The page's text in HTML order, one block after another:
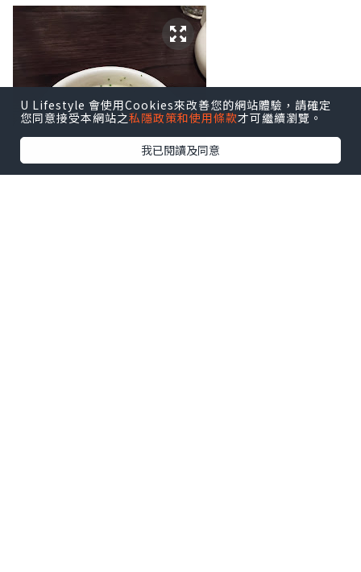
U Lifestyle 會使用Cookies來改善您的網站體驗，請確定
您同意接受本網站之私隱政策和使用條款才可繼續瀏覽。
我已閱讀及同意